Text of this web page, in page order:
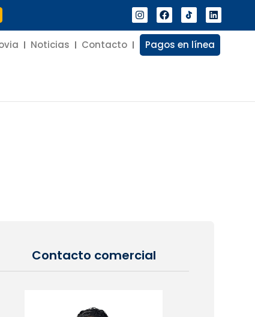
Noticias Contacto Pagos en línea
Contacto comercial